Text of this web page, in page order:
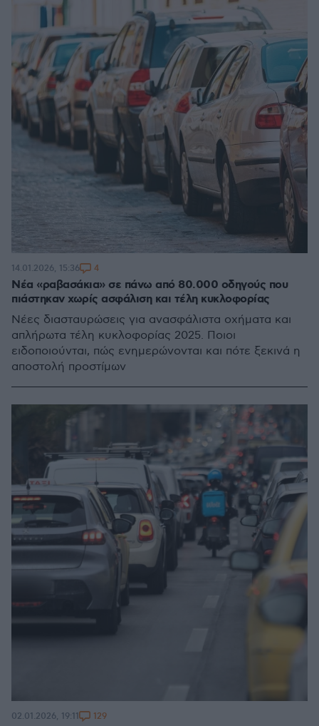
Νέα «ραβασάκια» σε πάνω από 80.000 οδηγούς που
πιάστηκαν χωρίς ασφάλιση και τέλη κυκλοφορίας
Νέες διασταυρώσεις για ανασφάλιστα οχήματα και
απλήρωτα τέλη κυκλοφορίας 2025. Ποιοι
ειδοποιούνται, πώς ενημερώνονται και πότε ξεκινά η
αποστολή προστίμων
14.01.2026, 15:36 4
02.01.2026, 19:11 129